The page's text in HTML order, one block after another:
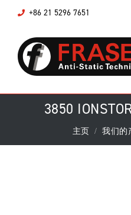
+86 21 5296 7651
3850
主页 我们的